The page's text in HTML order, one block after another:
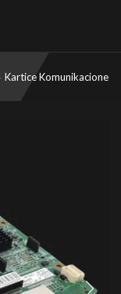
Kartice Komunikacione